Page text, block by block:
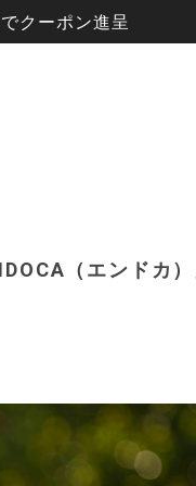
クーポン進呈
（エンドカ